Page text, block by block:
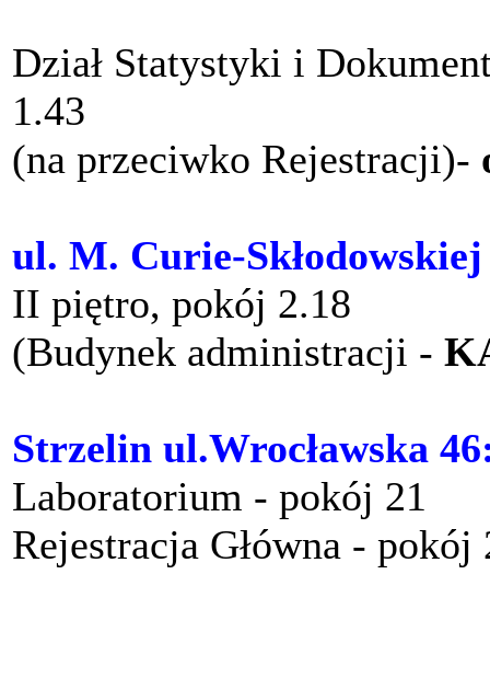
Dział Statystyki i
1.43
(na przeciwko Rejestracji)-
ul. M. Curie-Skłodowskiej
II piętro, pokój 2.18
(Budynek administracji -
Strzelin ul.Wrocławska
Laboratorium - pokój 21
Rejestracja Główna -